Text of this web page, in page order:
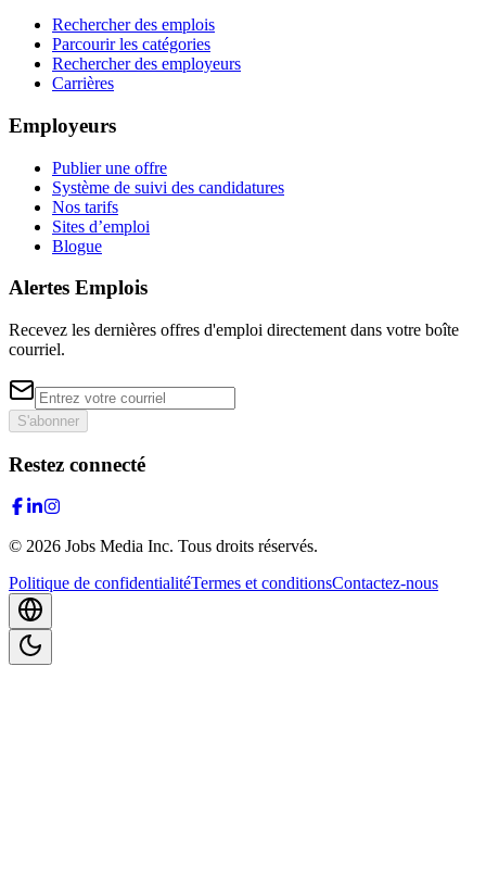
Rechercher des emplois
Parcourir les catégories
Rechercher des employeurs
Carrières
Employeurs
Publier une offre
Système de suivi des candidatures
Nos tarifs
Sites d’emploi
Blogue
Alertes Emplois
Recevez les dernières offres d'emploi directement dans votre boîte
courriel.
S'abonner
Restez connecté
© 2026 Jobs Media Inc. Tous droits réservés.
Politique de confidentialitéTermes et conditionsContactez-nous